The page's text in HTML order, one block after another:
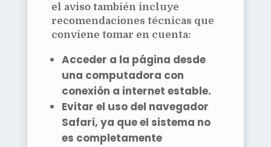
el aviso también incluye
recomendaciones técnicas que
conviene tomar en cuenta:
Acceder a la página desde
una computadora con
conexión a internet estable.
Evitar el uso del navegador
Safari, ya que el sistema no
es completamente